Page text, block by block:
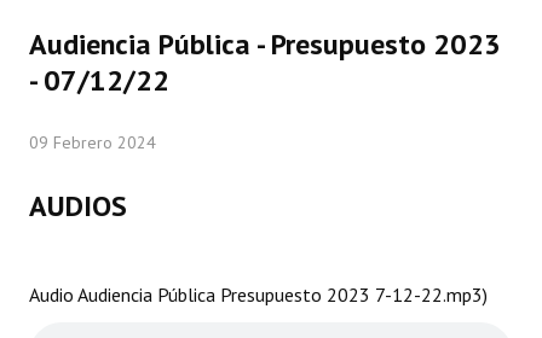
Comisiones Especiales
Concejales Mandato Cumplido
Programas
LEGISLACIÓN
Constitución Provincial
Audiencia Pública - Presupuesto 2023
- 07/12/22
09 Febrero 2024
AUDIOS
Audio Audiencia Pública Presupuesto 2023 7-12-22.mp3)